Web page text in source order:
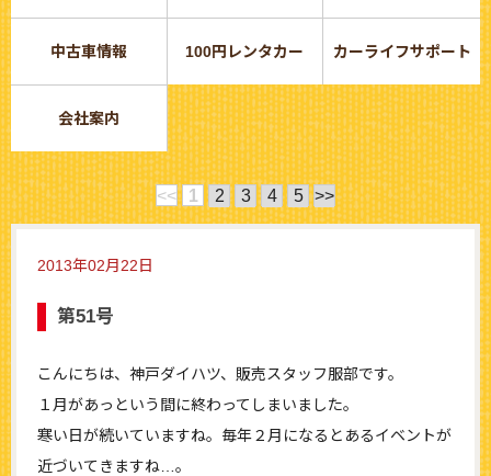
中古車情報 100円レンタカー カーライフサポート
会社案内
<< 1 2 3 4 5 >>
2013年02月22日
第51号
こんにちは、神戸ダイハツ、販売スタッフ服部です。
１月があっという間に終わってしまいました。
寒い日が続いていますね。毎年２月になるとあるイベントが
近づいてきますね…。